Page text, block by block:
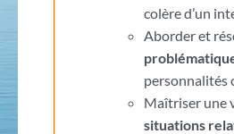
colère d’un
Aborder et
personnalités
Maîtriser une
situations